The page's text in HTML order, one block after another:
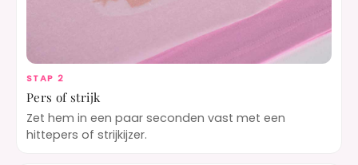
STAP 2
Pers of strijk
Zet hem in een paar seconden vast met een
hittepers of strijkijzer.